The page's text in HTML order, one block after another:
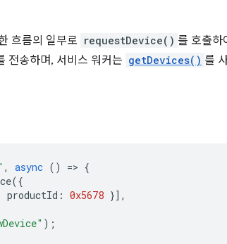
흐름의 일부로 requestDevice() 를 호출하
전송하며, 서비스 워커는 getDevices() 를
, async () => {
({
productId : 0x5678 }],
);